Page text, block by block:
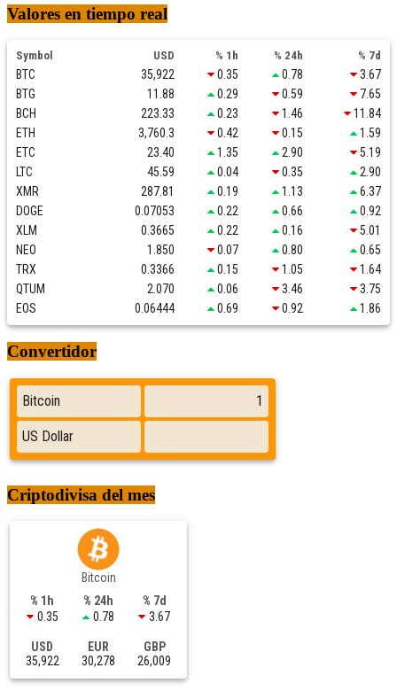
Valores en tiempo real
Symbol USD % 1h % 24h % 7d
BTC 35,922 0.35 0.78
3.67
BTG
11.88 0.29 0.59
7.65
BCH
223.33 0.23 1.46
11.84
ETH
3,760.3 0.42 0.15
1.59
ETC
23.40 1.35 2.90
5.19
LTC
45.59 0.04 0.35
2.90
XMR
287.81 0.19 1.13
6.37
DOGE
0.07053 0.22 0.66
0.92
XLM
0.3665 0.22 0.16
5.01
NEO
1.850 0.07 0.80
0.65
TRX
0.3366 0.15 1.05
1.64
QTUM
2.070 0.06 3.46
3.75
EOS
0.06444 0.69 0.92 1.86
Convertidor
Criptodivisa del mes
Bitcoin
% 1h
0.35
% 24h
0.78
% 7d
3.67
USD
35,922
EUR
30,278
GBP
26,009